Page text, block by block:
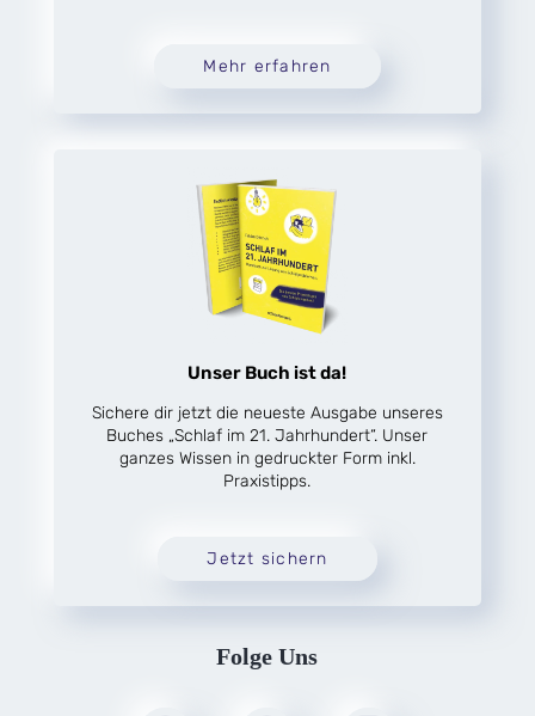
Mehr erfahren
Unser Buch ist da!
Sichere dir jetzt die neueste Ausgabe unseres
Buches „Schlaf im 21. Jahrhundert“. Unser
ganzes Wissen in gedruckter Form inkl.
Praxistipps.
Jetzt sichern
Folge Uns